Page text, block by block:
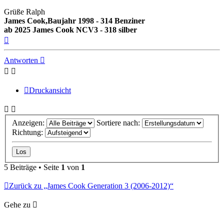
Grüße Ralph
James Cook,Baujahr 1998 - 314 Benziner
ab 2025 James Cook NCV3 - 318 silber
Antworten
Druckansicht
Anzeigen:
Sortiere nach:
Richtung:
5 Beiträge • Seite 1 von 1
Zurück zu „James Cook Generation 3 (2006-2012)“
Gehe zu